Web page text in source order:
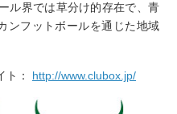
ル界では草分け的存在で、青
ンフットボールを通じた地域
ト： http://www.clubox.jp/